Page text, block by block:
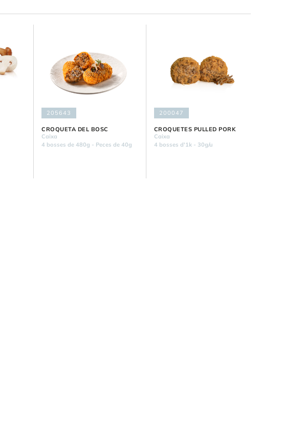
205643
CROQUETA DEL BOSC
Caixa
4 bosses de 480g - Peces de 40g
200047
CROQUETES PULLED PORK
Caixa
4 bosses d'1k - 30g/u